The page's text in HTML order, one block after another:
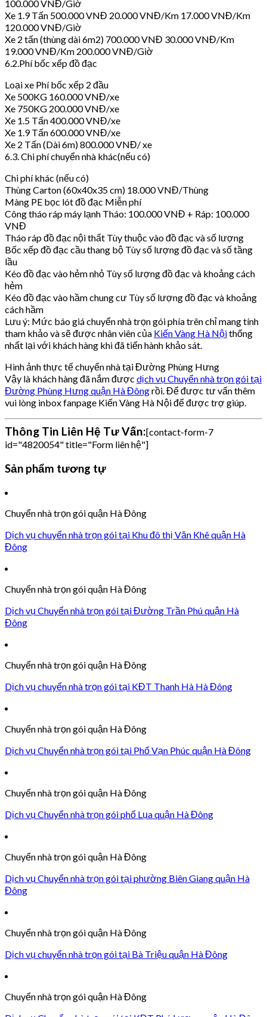
100.000 VNĐ/Giờ
Xe 1.9 Tấn 500.000 VNĐ 20.000 VNĐ/Km 17.000 VNĐ/Km
120.000 VNĐ/Giờ
Xe 2 tấn (thùng dài 6m2) 700.000 VNĐ 30.000 VNĐ/Km
19.000 VNĐ/Km 200.000 VNĐ/Giờ
6.2.Phí bốc xếp đồ đạc
Loại xe Phí bốc xếp 2 đầu
Xe 500KG 160.000 VNĐ/xe
Xe 750KG 200.000 VNĐ/xe
Xe 1.5 Tấn 400.000 VNĐ/xe
Xe 1.9 Tấn 600.000 VNĐ/xe
Xe 2 Tấn (Dài 6m) 800.000 VNĐ/ xe
6.3. Chi phí chuyển nhà khác(nếu có)
Chi phí khác (nếu có)
Thùng Carton (60x40x35 cm) 18.000 VNĐ/Thùng
Màng PE bọc lót đồ đạc Miễn phí
Công tháo ráp máy lạnh Tháo: 100.000 VNĐ + Ráp: 100.000
VNĐ
Tháo ráp đồ đạc nội thất Tùy thuộc vào đồ đạc và số lượng
Bốc xếp đồ đạc cầu thang bộ Tùy số lượng đồ đạc và số tầng
lầu
Kéo đồ đạc vào hẻm nhỏ Tùy số lượng đồ đạc và khoảng cách
hẻm
Kéo đồ đạc vào hầm chung cư Tùy số lượng đồ đạc và khoảng
cách hầm
Lưu ý: Mức báo giá chuyển nhà trọn gói phía trên chỉ mang tính
tham khảo và sẽ được nhân viên của Kiến Vàng Hà Nộithống
nhất lại với khách hàng khi đã tiến hành khảo sát.
Hình ảnh thực tế chuyển nhà tại Đường Phùng Hưng
Vậy là khách hàng đã nắm được dịch vụ Chuyển nhà trọn gói tại
Đường Phùng Hưng quận Hà Đôngrồi. Để được tư vấn thêm
vui lòng inbox fanpage Kiến Vàng Hà Nội để được trợ giúp.
Thông Tin Liên Hệ Tư Vấn:[contact-form-7
id="4820054" title="Form liên hệ"]
Sản phẩm tương tự
Chuyển nhà trọn gói quận Hà Đông
Dịch vụ chuyển nhà trọn gói tại Khu đô thị Văn Khê quận Hà
Đông
Chuyển nhà trọn gói quận Hà Đông
Dịch vụ Chuyển nhà trọn gói tại Đường Trần Phú quận Hà
Đông
Chuyển nhà trọn gói quận Hà Đông
Dịch vụ chuyển nhà trọn gói tại KĐT Thanh Hà Hà Đông
Chuyển nhà trọn gói quận Hà Đông
Dịch vụ Chuyển nhà trọn gói tại Phố Vạn Phúc quận Hà Đông
Chuyển nhà trọn gói quận Hà Đông
Dịch vụ Chuyển nhà trọn gói phố Lụa quận Hà Đông
Chuyển nhà trọn gói quận Hà Đông
Dịch vụ Chuyển nhà trọn gói tại phường Biên Giang quận Hà
Đông
Chuyển nhà trọn gói quận Hà Đông
Dịch vụ chuyển nhà trọn gói tại Bà Triệu quận Hà Đông
Chuyển nhà trọn gói quận Hà Đông